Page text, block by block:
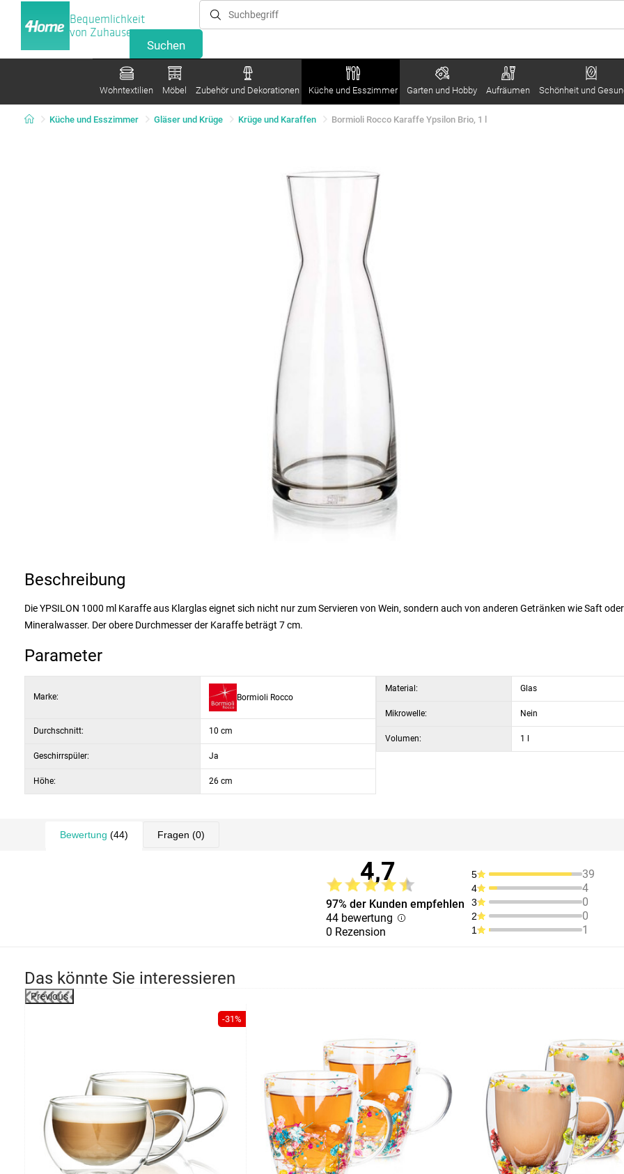
Bequemlichkeit
von Zuhause
Wohntextilien Möbel Zubehör und Dekorationen Küche und Esszimmer Garten und Hobby Aufräumen Schönheit und
Küche und Esszimmer Gläser und Krüge Krüge und Karaffen Bormioli Rocco Karaffe Ypsilon Brio, 1 l
Beschreibung
Die YPSILON 1000 ml Karaffe aus Klarglas eignet sich nicht nur zum Servieren von Wein, sondern auch von anderen Getränken wie Saft oder
Mineralwasser. Der obere Durchmesser der Karaffe beträgt 7 cm.
Parameter
Marke: Bormioli Rocco
Durchschnitt: 10 cm
Geschirrspüler: Ja
Höhe: 26 cm
Material: Glas
Mikrowelle: Nein
Volumen: 1 l
Bewertung (44) Fragen (0)
4,7
97% der Kunden empfehlen
44 bewertung
0 Rezension
5 39
4 4
3 0
2 0
1 1
Das könnte Sie interessieren
Previous
-31%